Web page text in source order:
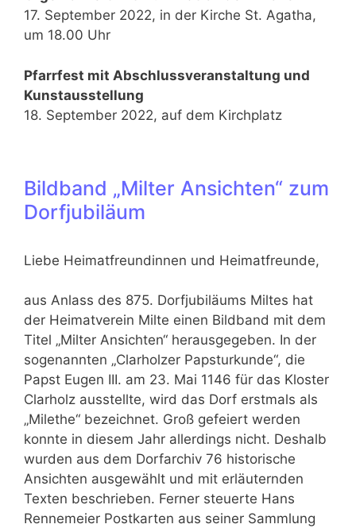
17. September 2022, in der Kirche St. Agatha,
um 18.00 Uhr
Pfarrfest mit Abschlussveranstaltung und
Kunstausstellung
18. September 2022, auf dem Kirchplatz
Bildband „Milter Ansichten“ zum
Dorfjubiläum
Liebe Heimatfreundinnen und Heimatfreunde,
aus Anlass des 875. Dorfjubiläums Miltes hat
der Heimatverein Milte einen Bildband mit dem
Titel „Milter Ansichten“ herausgegeben. In der
sogenannten „Clarholzer Papsturkunde“, die
Papst Eugen III. am 23. Mai 1146 für das Kloster
Clarholz ausstellte, wird das Dorf erstmals als
„Milethe“ bezeichnet. Groß gefeiert werden
konnte in diesem Jahr allerdings nicht. Deshalb
wurden aus dem Dorfarchiv 76 historische
Ansichten ausgewählt und mit erläuternden
Texten beschrieben. Ferner steuerte Hans
Rennemeier Postkarten aus seiner Sammlung